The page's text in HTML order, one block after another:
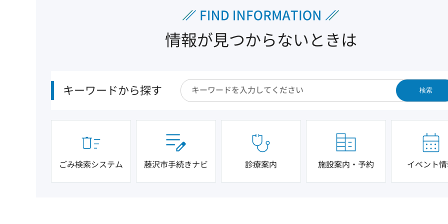
情報が見つからないときは
キーワードから探す 検索
ごみ検索システム 藤沢市手続きナビ 診療案内 施設案内・予約 イベント